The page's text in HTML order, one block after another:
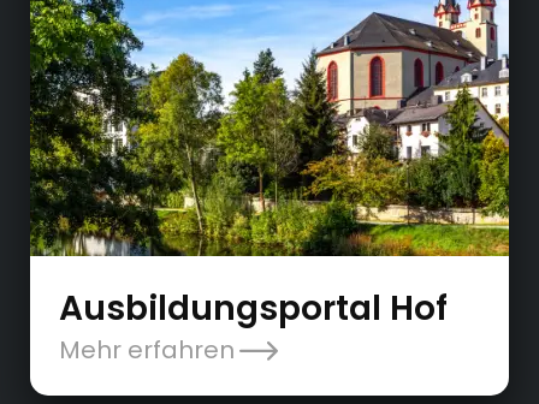
Ausbildungsportal Hof
Mehr erfahren